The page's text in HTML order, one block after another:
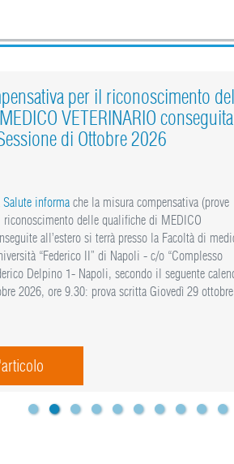
per il riconoscimento
VETERINARIO conseguita
di Ottobre 2026
informache la misura compensativa (prove
delle qualifiche di MEDICO
all’estero si terrà presso la Facoltà di
“Federico II” di Napoli - c/o “Complesso
Delpino 1- Napoli, secondo il seguente
2026, ore 9.30: prova scritta Giovedì 29